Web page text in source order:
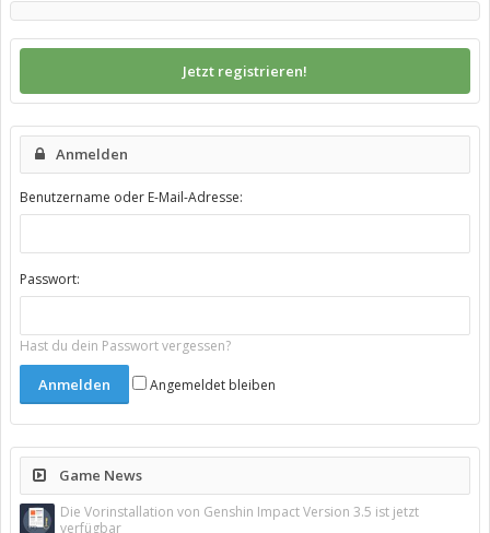
Jetzt registrieren!
Anmelden
Benutzername oder E-Mail-Adresse:
Passwort:
Hast du dein Passwort vergessen?
Angemeldet bleiben
Game News
Die Vorinstallation von Genshin Impact Version 3.5 ist jetzt
verfügbar